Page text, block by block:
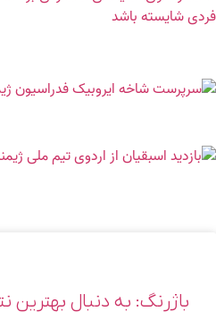
باژرنگ: به دنبال بهترین